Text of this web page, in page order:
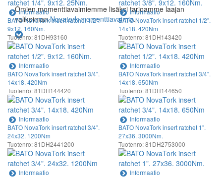
Omien momenttiavaimiemme lisäksi tarjoamme laajan
valikoimanNovatork-momenttiavaimia.
Informaatio
Informaatio
BATO NovaTork insert ratchet 1/2".
9x12. 160Nm.
Tuotenro: 81DH93160
Informaatio
BATO NovaTork insert ratchet 1/2".
14x18. 420Nm
Tuotenro: 81DH143420
Informaatio
BATO NovaTork insert ratchet 3/4".
14x18. 420Nm
Tuotenro: 81DH144420
Informaatio
BATO NovaTork insert ratchet 3/4".
14x18. 650Nm
Tuotenro: 81DH144650
Informaatio
BATO NovaTork insert ratchet 3/4".
24x32. 1200Nm
Tuotenro: 81DH2441200
Informaatio
BATO NovaTork insert ratchet 1".
27x36. 3000Nm.
Tuotenro: 81DH2753000
Informaatio